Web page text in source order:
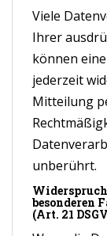
Viele
Ihrer
können
jederzeit
Mitteilung
unberührt.
besonderen
(Art. 21